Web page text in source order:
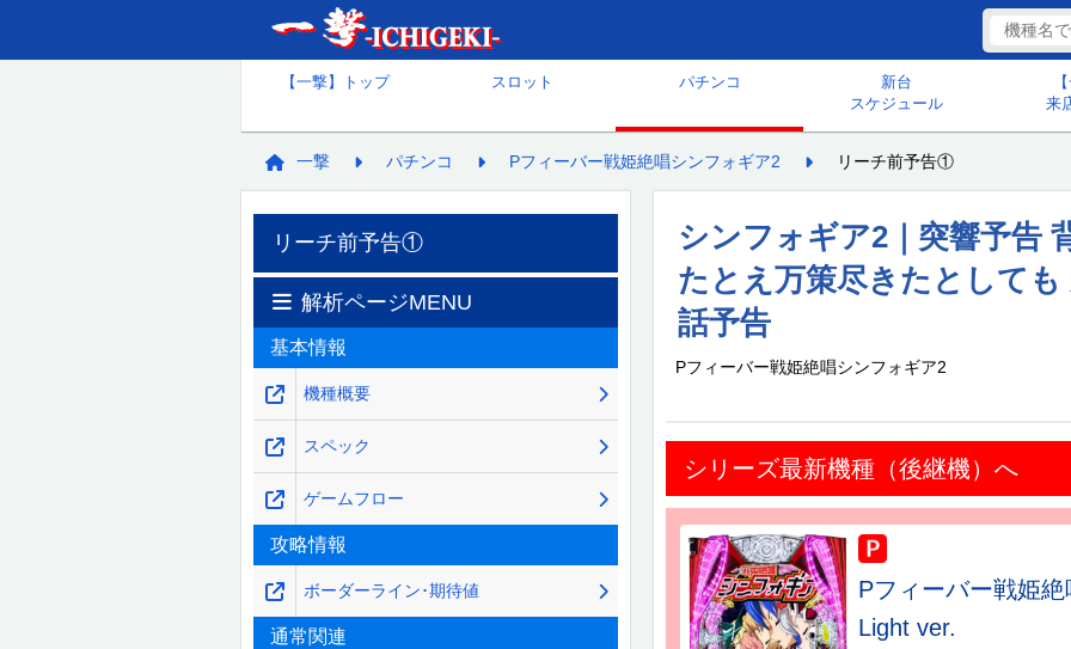
【一撃】トップ スロット パチンコ
新台
スケジュール
来
一撃 パチンコ Pフィーバー戦姫絶唱シンフォギア2 リーチ前予告①
シンフォギア2｜突響予告
たとえ万策尽きたとして
話予告
Pフィーバー戦姫絶唱シンフォギア2
シリーズ最新機種（後継機）へ
Pフィーバー戦姫
Light ver.
リーチ前予告①
解析ページMENU
基本情報
機種概要
スペック
ゲームフロー
攻略情報
ボーダーライン･期待値
通常関連